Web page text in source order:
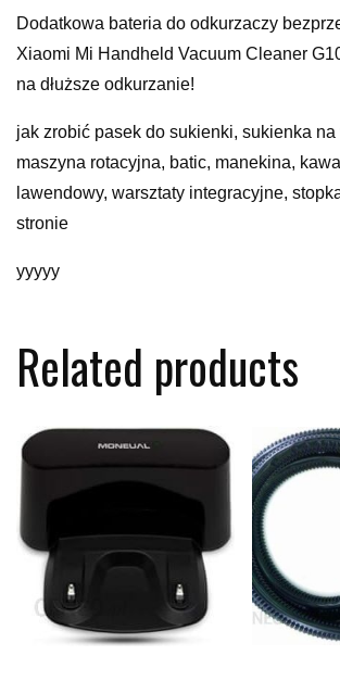
Dodatkowa bateria do odkurzaczy
Xiaomi Mi Handheld Vacuum Cleaner
na dłuższe odkurzanie!
jak zrobić pasek do sukienki, sukienka
maszyna rotacyjna, batic, manekina,
lawendowy, warsztaty integracyjne,
stronie
yyyyy
Related products